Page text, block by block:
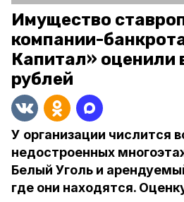
Имущество
компании-
Капитал» оценили
рублей
У организации числится
недостроенных
Белый Уголь и
где они находятся.